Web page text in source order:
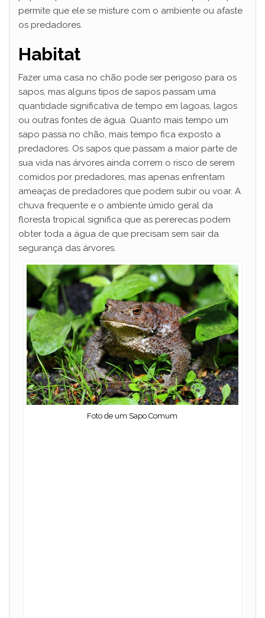
permite que ele se misture com o ambiente ou afaste
os predadores.
Habitat
Fazer uma casa no chão pode ser perigoso para os
sapos, mas alguns tipos de sapos passam uma
quantidade significativa de tempo em lagoas, lagos
ou outras fontes de água. Quanto mais tempo um
sapo passa no chão, mais tempo fica exposto a
predadores. Os sapos que passam a maior parte de
sua vida nas árvores ainda correm o risco de serem
comidos por predadores, mas apenas enfrentam
ameaças de predadores que podem subir ou voar. A
chuva frequente e o ambiente úmido geral da
floresta tropical significa que as pererecas podem
obter toda a água de que precisam sem sair da
segurança das árvores.
Foto de um Sapo Comum